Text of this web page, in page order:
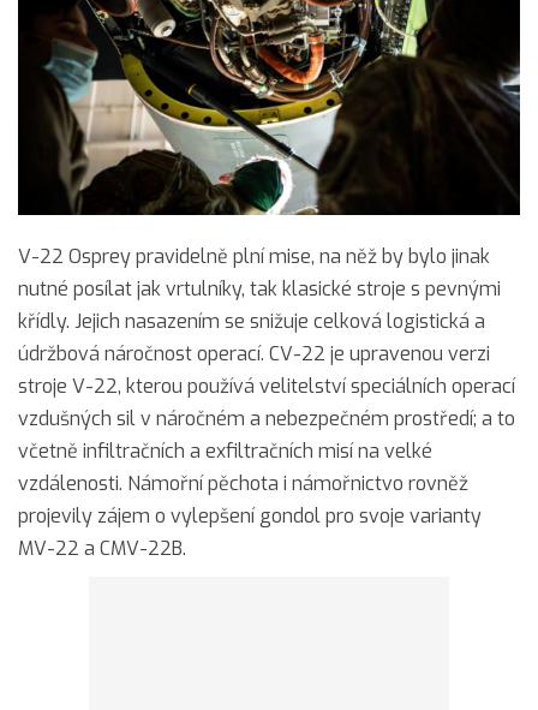
V-22 Osprey pravidelně plní mise, na něž by bylo jinak
nutné posílat jak vrtulníky, tak klasické stroje s pevnými
křídly. Jejich nasazením se snižuje celková logistická a
údržbová náročnost operací. CV-22 je upravenou verzi
stroje V-22, kterou používá velitelství speciálních operací
vzdušných sil v náročném a nebezpečném prostředí; a to
včetně infiltračních a exfiltračních misí na velké
vzdálenosti. Námořní pěchota i námořnictvo rovněž
projevily zájem o vylepšení gondol pro svoje varianty
MV-22 a CMV-22B.